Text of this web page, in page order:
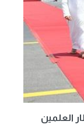
العلمين